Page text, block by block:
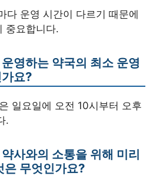
다 운영 시간이 다르기 때문에
중요합니다.
영하는 약국의 최소 운영
요?
일요일에 오전 10시부터 오후
.
사와의 소통을 위해 미리
은 무엇인가요?